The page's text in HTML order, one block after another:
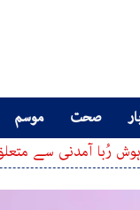
صحت موسم
متعلق انکشاف کر دیا